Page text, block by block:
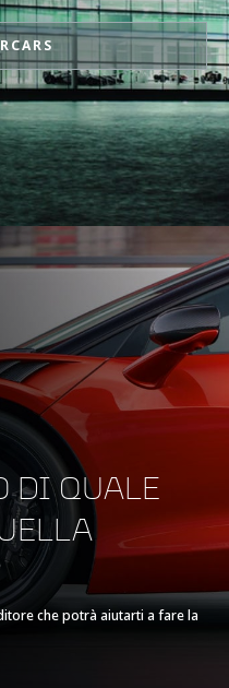
(903bhp)
(664lb-ft)
V8, 3.8L
Turbochargers,
Electric Motor
DI QUALE
che potrà aiutarti a fare la